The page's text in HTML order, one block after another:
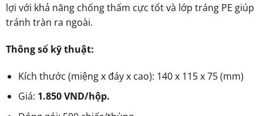
lợi với khả năng chống thấm cực tốt và lớp tráng PE giúp
tránh tràn ra ngoài.
Thông số kỹ thuật:
Kích thước (miệng x đáy x cao): 140 x 115 x 75 (mm)
Giá: 1.850 VND/hộp.